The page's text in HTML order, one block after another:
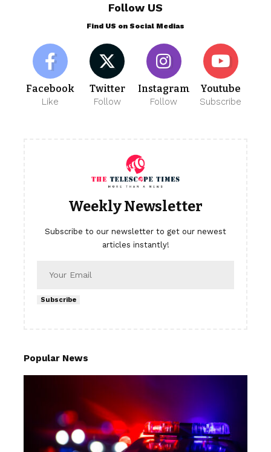
Follow US
Find US on Social Medias
Facebook
Like
Twitter
Follow
Instagram
Follow
Youtube
Subscribe
Weekly Newsletter
Subscribe to our newsletter to get our newest
articles instantly!
Subscribe
Popular News